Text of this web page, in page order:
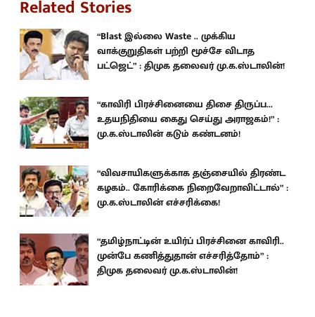
Related Stories
“Blast இல்லை Waste .. முக்கிய
வாக்குறுதிகள் பற்றி மூச்சே விடாத
பட்ஜெட்” : திமுக தலைவர் மு.க.ஸ்டாலின்!
“காவிரி பிரச்சினையை திசை திருப்ப...
உதயநிதியை கைது செய்து அராஜகம்!” :
மு.க.ஸ்டாலின் கடும் கண்டனம்!
“விவசாயிகளுக்காக தஞ்சையில் திரண்ட
கழகம்.. கோரிக்கை நிறைவேறாவிட்டால்” :
மு.க.ஸ்டாலின் எச்சரிக்கை!
“தமிழ்நாட்டின் உயிர்ப் பிரச்சினை காவிரி..
முன்பே கணித்துதான் எச்சரித்தோம்” :
திமுக தலைவர் மு.க.ஸ்டாலின்!